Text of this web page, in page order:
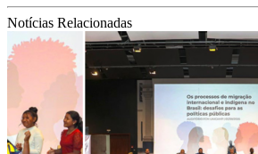
Notícias Relacionadas